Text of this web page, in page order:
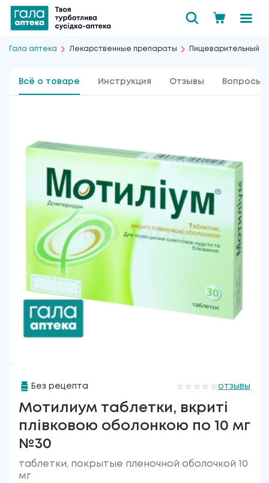
Гала аптека Лекарственные препараты Пищеварительный
Всё о товаре Инструкция Отзывы Вопросы
Без рецепта отзывы
Мотилиум таблетки, вкриті
плівковою оболонкою по 10 мг
№30
таблетки, покрытые пленочной оболочкой 10
мг